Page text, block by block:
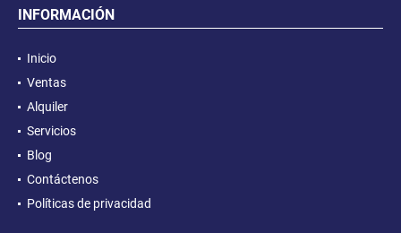
INFORMACIÓN
Inicio
Ventas
Alquiler
Servicios
Blog
Contáctenos
Políticas de privacidad